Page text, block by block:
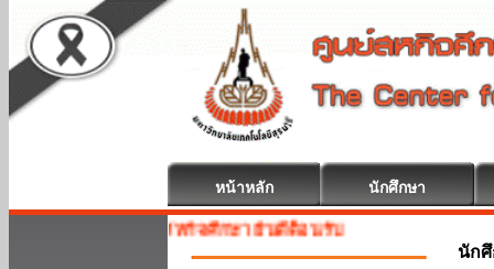
หน้าหลัก นักศึกษา
สหกิจศึกษา ยินดีต้อนรับ
นัก